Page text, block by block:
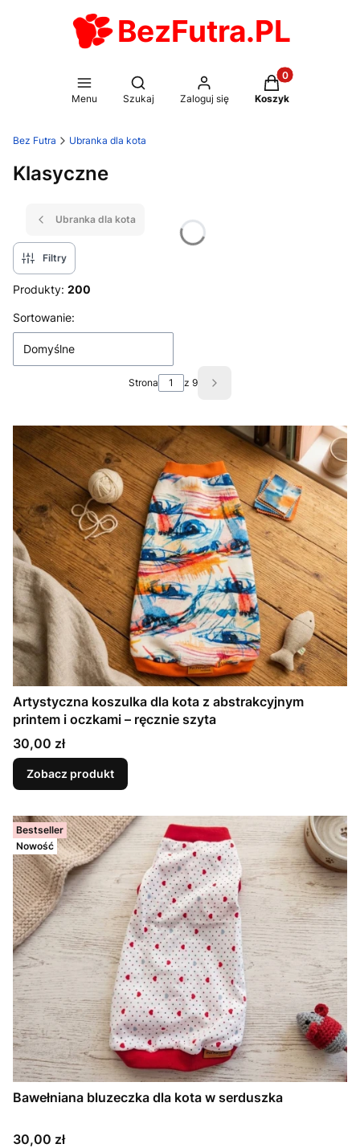
BezFutra.PL
Menu
Otwórz wyszukiwarkę
Szukaj Zaloguj się
Produkty w
Koszyk
Bez Futra Ubranka dla kota
Klasyczne
Ubranka dla kota
Filtry
Produkty: 200
Lista produktów
Sortowanie:
Domyślne
Strona z 9 Następne produkty
Artystyczna koszulka dla kota z abstrakcyjnym
printem i oczkami – ręcznie szyta
Cena
30,00 zł
Zobacz produkt
Bestseller
Nowość
Bawełniana bluzeczka dla kota w serduszka
Cena
30,00 zł